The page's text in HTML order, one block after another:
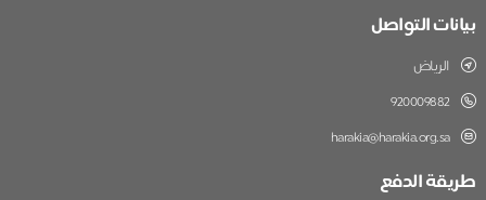
بيانات التواصل
الرياض
920009882
harakia@harakia.org.sa
طريقة الدفع